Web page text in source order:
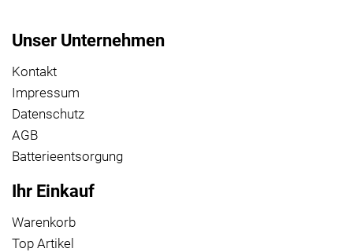
Unser Unternehmen
Kontakt
Impressum
Datenschutz
AGB
Batterieentsorgung
Ihr Einkauf
Warenkorb
Top Artikel